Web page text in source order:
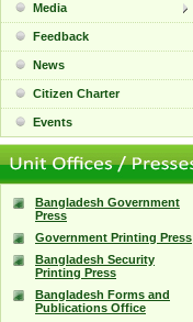
Media
Feedback
News
Citizen Charter
Events
Bangladesh Government
Press
Government Printing Press
Bangladesh Security
Printing Press
Bangladesh Forms and
Publications Office